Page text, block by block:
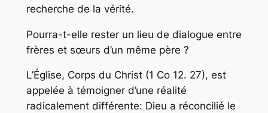
recherche de la vérité.
Pourra-t-elle rester un lieu de dialogue entre
frères et sœurs d’un même père ?
L’Église, Corps du Christ (1 Co 12. 27), est
appelée à témoigner d’une réalité
radicalement différente: Dieu a réconcilié le